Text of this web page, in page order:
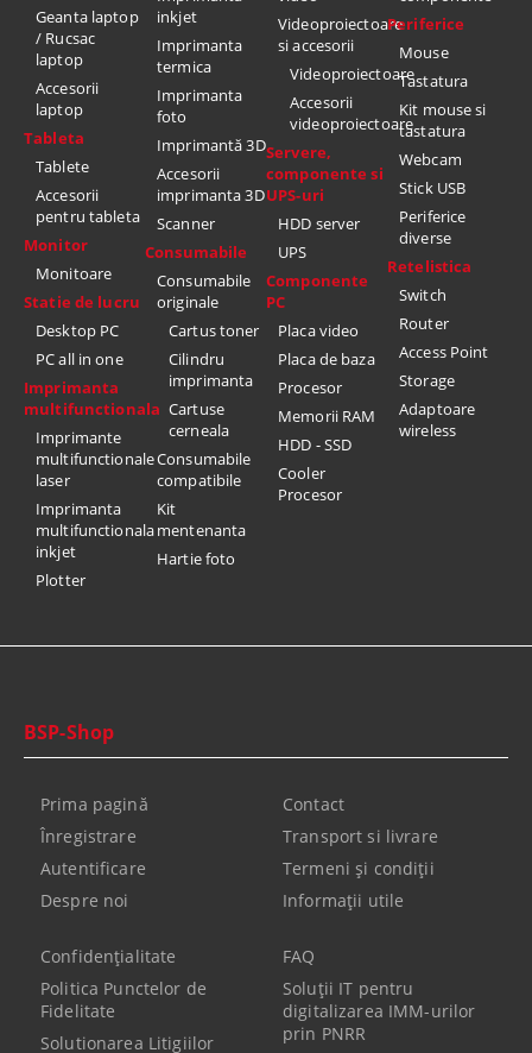
Geanta laptop
/ Rucsac
laptop
Accesorii
laptop
Tableta
Tablete
Accesorii
pentru tableta
Monitor
Monitoare
Statie de lucru
Desktop PC
PC all in one
Imprimanta
multifunctionala
Imprimante
multifunctionale
laser
Imprimanta
multifunctionala
inkjet
Plotter
inkjet
Imprimanta
termica
Imprimanta
foto
Imprimantă 3D
Accesorii
imprimanta 3D
Scanner
Consumabile
Consumabile
originale
Cartus toner
Cilindru
imprimanta
Cartuse
cerneala
Consumabile
compatibile
Kit
mentenanta
Hartie foto
Videoproiectoare
si accesorii
Videoproiectoare
Accesorii
videoproiectoare
Servere,
componente si
UPS-uri
HDD server
UPS
Componente
PC
Placa video
Placa de baza
Procesor
Memorii RAM
HDD - SSD
Cooler
Procesor
Periferice
Mouse
Tastatura
Kit mouse si
tastatura
Webcam
Stick USB
Periferice
diverse
Retelistica
Switch
Router
Access Point
Storage
Adaptoare
wireless
BSP-Shop
Prima pagină
Înregistrare
Autentificare
Despre noi
Contact
Transport si livrare
Termeni şi condiţii
Informaţii utile
Confidenţialitate
Politica Punctelor de
Fidelitate
Solutionarea Litigiilor
FAQ
Soluții IT pentru
digitalizarea IMM-urilor
prin PNRR